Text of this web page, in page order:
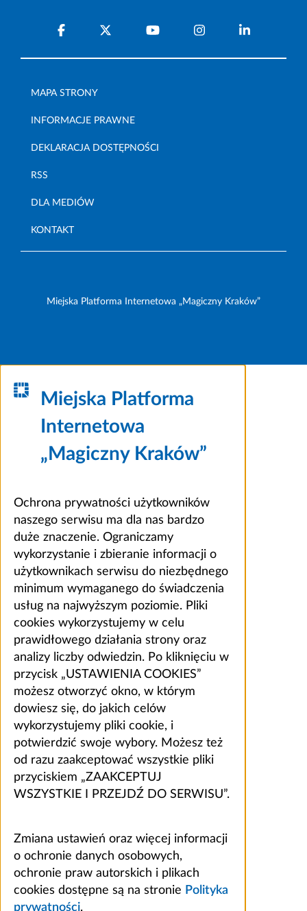
MAPA STRONY
INFORMACJE PRAWNE
DEKLARACJA DOSTĘPNOŚCI
RSS
DLA MEDIÓW
KONTAKT
Miejska Platforma Internetowa „Magiczny Kraków”
Miejska Platforma
Internetowa
„Magiczny Kraków”
Ochrona prywatności użytkowników
naszego serwisu ma dla nas bardzo
duże znaczenie. Ograniczamy
wykorzystanie i zbieranie informacji o
użytkownikach serwisu do niezbędnego
minimum wymaganego do świadczenia
usług na najwyższym poziomie. Pliki
cookies wykorzystujemy w celu
prawidłowego działania strony oraz
analizy liczby odwiedzin. Po kliknięciu w
przycisk „USTAWIENIA COOKIES”
możesz otworzyć okno, w którym
dowiesz się, do jakich celów
wykorzystujemy pliki cookie, i
potwierdzić swoje wybory. Możesz też
od razu zaakceptować wszystkie pliki
przyciskiem „ZAAKCEPTUJ
WSZYSTKIE I PRZEJDŹ DO SERWISU”.
Zmiana ustawień oraz więcej informacji
o ochronie danych osobowych,
ochronie praw autorskich i plikach
cookies dostępne są na stronie Polityka
prywatności.